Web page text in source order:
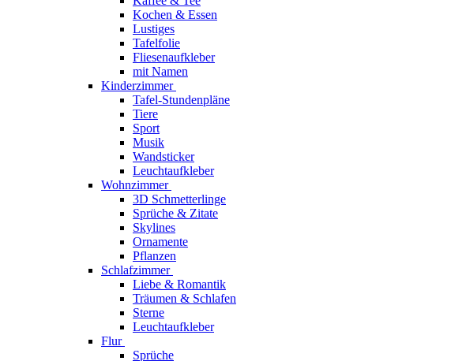
Kochen & Essen
Lustiges
Tafelfolie
Fliesenaufkleber
mit Namen
Kinderzimmer
Tafel-Stundenpläne
Tiere
Sport
Musik
Wandsticker
Leuchtaufkleber
Wohnzimmer
3D Schmetterlinge
Sprüche & Zitate
Skylines
Ornamente
Pflanzen
Schlafzimmer
Liebe & Romantik
Träumen & Schlafen
Sterne
Leuchtaufkleber
Flur
Sprüche